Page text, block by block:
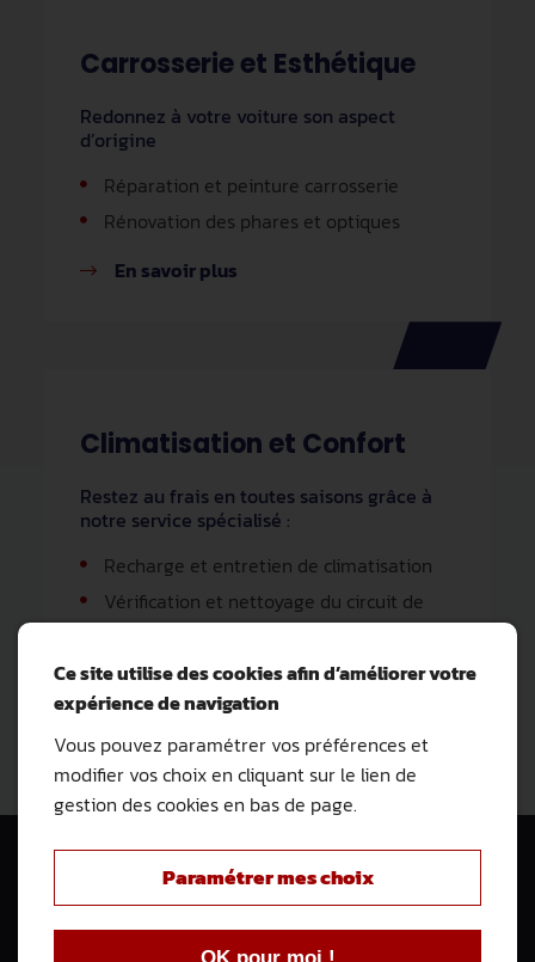
Carrosserie et Esthétique
Redonnez à votre voiture son aspect
d’origine
Réparation et peinture carrosserie
Rénovation des phares et optiques
En savoir plus
Climatisation et Confort
Restez au frais en toutes saisons grâce à
notre service spécialisé :
Recharge et entretien de climatisation
Vérification et nettoyage du circuit de
climatisation
En savoir plus
Vente de véhicules d’occasion
Trouvez votre future voiture
près de Nîmes
Ce site utilise des cookies afin d’améliorer votre
expérience de navigation
Vous pouvez paramétrer vos préférences et
modifier vos choix en cliquant sur le lien de
gestion des cookies en bas de page.
Paramétrer mes choix